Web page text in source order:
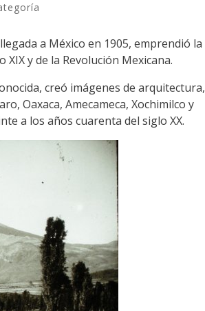
a México en 1905, emprendió la
y de la Revolución Mexicana.
creó imágenes de arquitectura,
Oaxaca, Amecameca, Xochimilco y
a los años cuarenta del siglo XX.